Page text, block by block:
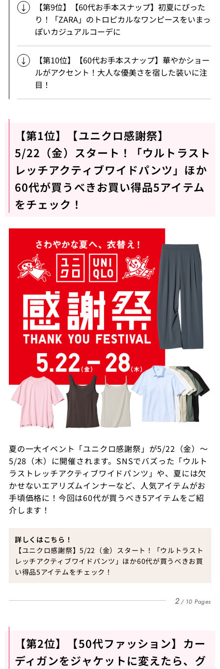
【第9位】【60代お手本スナップ】初夏にぴった
り！「ZARA」のトロピカルなワンピースをいまっ
ぽいカジュアルコーデに
【第10位】【60代お手本スナップ】華やかショー
ルがアクセント！大人な優美さを宿した装いに注
目！
【第1位】【ユニクロ感謝祭】
5/22（金）スタート！「ウルトラスト
レッチアクティブワイドパンツ」ほか
60代が買うべきお買い得品5アイテム
をチェック！
夏の一大イベント「ユニクロ感謝祭」が5/22（金）～
5/28（木）に開催されます。SNSでバズった「ウルト
ラストレッチアクティブワイドパンツ」や、夏には欠
かせないエアリズムインナーなど、人気アイテムがお
手頃価格に！今回は60代が買うべき5アイテムをご紹
介します！
詳しくはこちら！
【ユニクロ感謝祭】5/22（金）スタート！「ウルトラスト
レッチアクティブワイドパンツ」ほか60代が買うべきお買
い得品5アイテムをチェック！
2 10 Pages
【第2位】【50代ファッション】カー
ディガンをジャケットに変えたら、グ